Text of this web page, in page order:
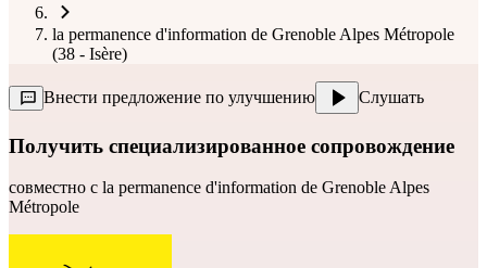
la permanence d'information de Grenoble Alpes Métropole
(38 - Isère)
Внести предложение по улучшению Слушать
Получить специализированное сопровождение
совместно с la permanence d'information de Grenoble Alpes
Métropole